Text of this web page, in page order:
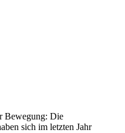
Bewegung: Die
sich im letzten Jahr